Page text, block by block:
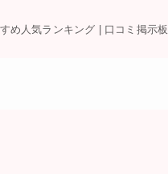
め人気ランキング | 口コミ掲示板